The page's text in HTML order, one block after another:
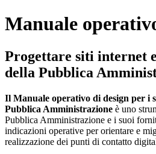
Manuale
Progettare siti internet
della Pubblica
Il Manuale operativo di design per i
Pubblica Amministrazione è uno
Pubblica Amministrazione e i suoi
indicazioni operative per orientare e
realizzazione dei punti di contatto